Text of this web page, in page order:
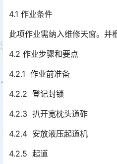
4.1 作业条件
此项作业需纳入维修天窗。并
4.2 作业步骤和要点
4.2.1 作业前准备
4.2.2 登记封锁
4.2.3 扒开宽枕头道砟
4.2.4 安放液压起道机
4.2.5 起道